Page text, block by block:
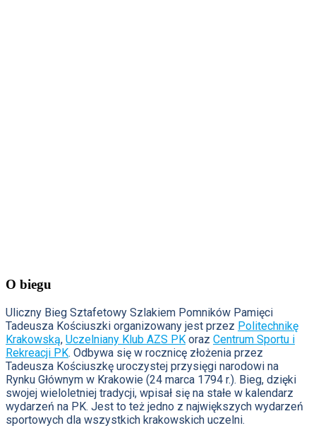
O biegu
Uliczny Bieg Sztafetowy Szlakiem Pomników Pamięci
Tadeusza Kościuszki organizowany jest przez Politechnikę
Krakowską, Uczelniany Klub AZS PK oraz Centrum Sportu i
Rekreacji PK. Odbywa się w rocznicę złożenia przez
Tadeusza Kościuszkę uroczystej przysięgi narodowi na
Rynku Głównym w Krakowie (24 marca 1794 r.). Bieg, dzięki
swojej wieloletniej tradycji, wpisał się na stałe w kalendarz
wydarzeń na PK. Jest to też jedno z największych wydarzeń
sportowych dla wszystkich krakowskich uczelni.